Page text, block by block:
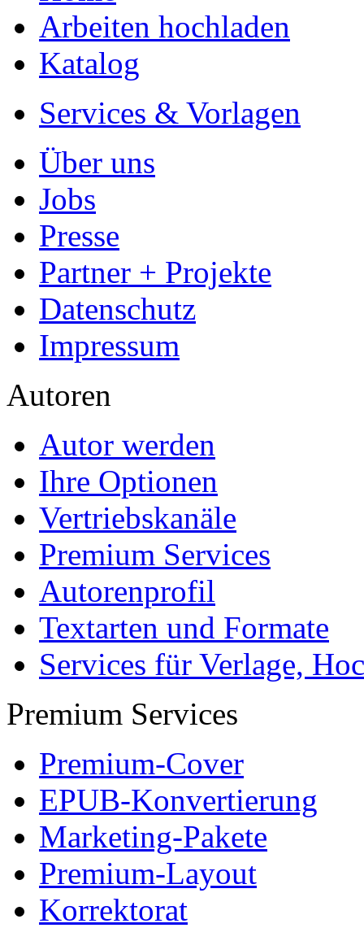
Arbeiten hochladen
Katalog
Services & Vorlagen
Über uns
Jobs
Presse
Partner + Projekte
Datenschutz
Impressum
Autoren
Autor werden
Ihre Optionen
Vertriebskanäle
Premium Services
Autorenprofil
Textarten und Formate
Services für Verlage,
Premium Services
Premium-Cover
EPUB-Konvertierung
Marketing-Pakete
Premium-Layout
Korrektorat